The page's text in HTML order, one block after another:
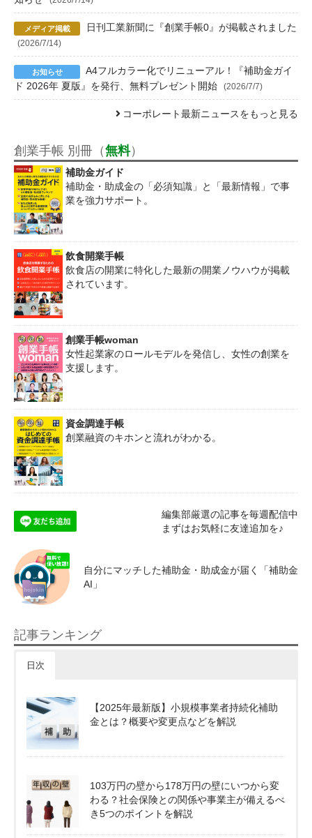
日刊工業新聞に『創業手帳0』が掲載されました
(2026/7/14)
A4フルカラー化でリニューアル！『補助金ガイ
ド 2026年 夏版』を発行、無料プレゼント開始
(2026/7/7)
コーポレート最新ニュースをもっと見る
創業手帳 別冊（無料）
補助金ガイド
補助金・助成金の「必須知識」と「最新情報」で事
業を強力サポート。
飲食開業手帳
飲食店の開業に特化した最新の開業ノウハウが掲載
されています。
創業手帳woman
女性起業家のロールモデルを発信し、女性の創業を
支援します。
資金調達手帳
創業融資のキホンと流れがわかる。
編集部厳選の記事を毎週配信中
まずはお気軽に友達追加を♪
自分にマッチした補助金・助成金が届く「補助金
AI」
記事ランキング
日次
【2025年最新版】小規模事業者持続化補助
金とは？概要や変更点などを解説
103万円の壁から178万円の壁にいつから変
わる？社会保険との関係や事業主が備えるべ
き5つのポイントを解説